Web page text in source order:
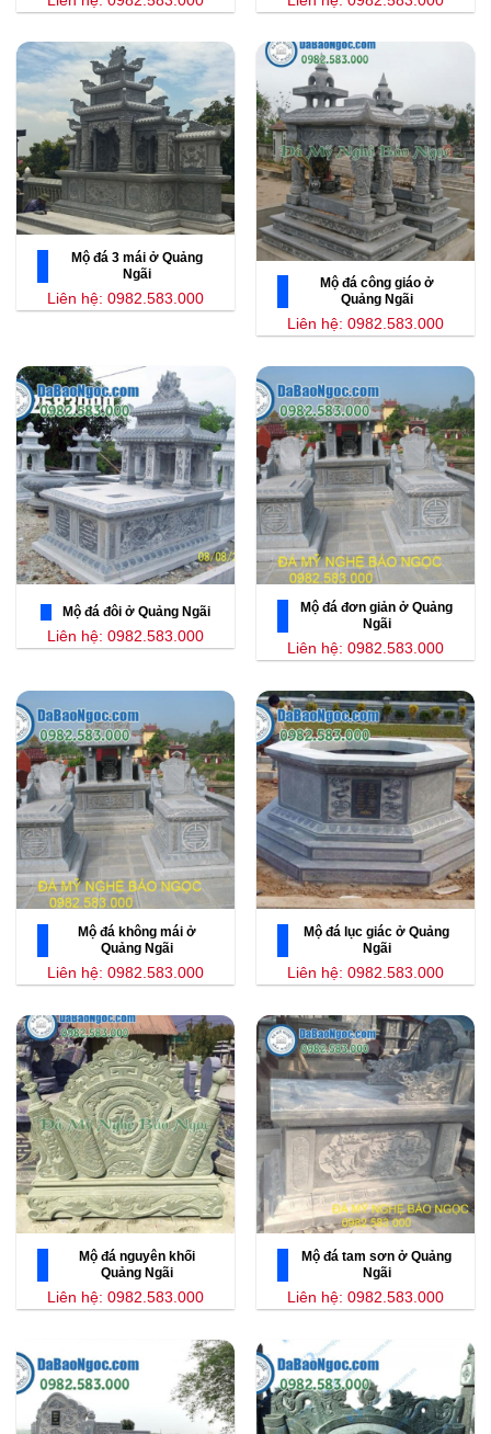
Mộ đá 3 mái ở Quảng
Ngãi
Liên hệ: 0982.583.000
Mộ đá công giáo ở
Quảng Ngãi
Liên hệ: 0982.583.000
Mộ đá đôi ở Quảng Ngãi
Liên hệ: 0982.583.000
Mộ đá đơn giản ở Quảng
Ngãi
Liên hệ: 0982.583.000
Mộ đá không mái ở
Quảng Ngãi
Liên hệ: 0982.583.000
Mộ đá lục giác ở Quảng
Ngãi
Liên hệ: 0982.583.000
Mộ đá nguyên khối
Quảng Ngãi
Liên hệ: 0982.583.000
Mộ đá tam sơn ở Quảng
Ngãi
Liên hệ: 0982.583.000